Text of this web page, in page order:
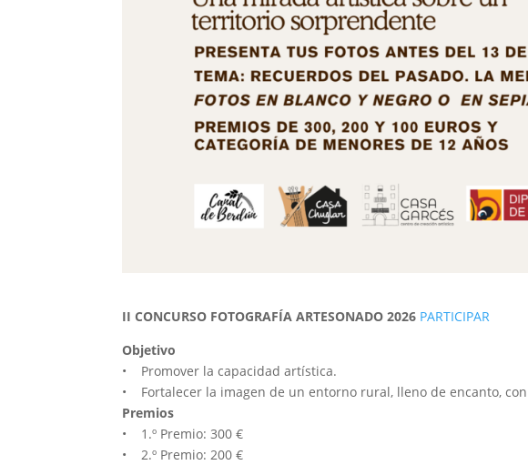
II CONCURSO FOTOGRAFÍA ARTESONADO 2026 PARTICIPAR
Objetivo
• Promover la capacidad artística.
• Fortalecer la imagen de un entorno rural, lleno de encanto,
Premios
• 1.º Premio: 300 €
• 2.º Premio: 200 €